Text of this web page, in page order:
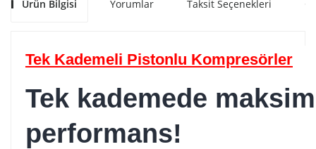
Ürün Bilgisi Yorumlar Taksit Seçenekleri
Tek Kademeli Pistonlu Kompresörler
Tek kademede
performans!